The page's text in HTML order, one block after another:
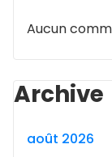
Aucun
Archive
août 2026